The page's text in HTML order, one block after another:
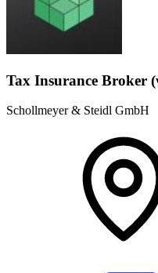
Tax Insurance Broker
Schollmeyer & Steidl GmbH